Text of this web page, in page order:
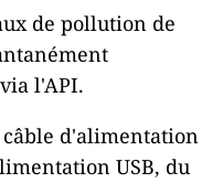
de pollution de
l'API.
d'alimentation
USB, du